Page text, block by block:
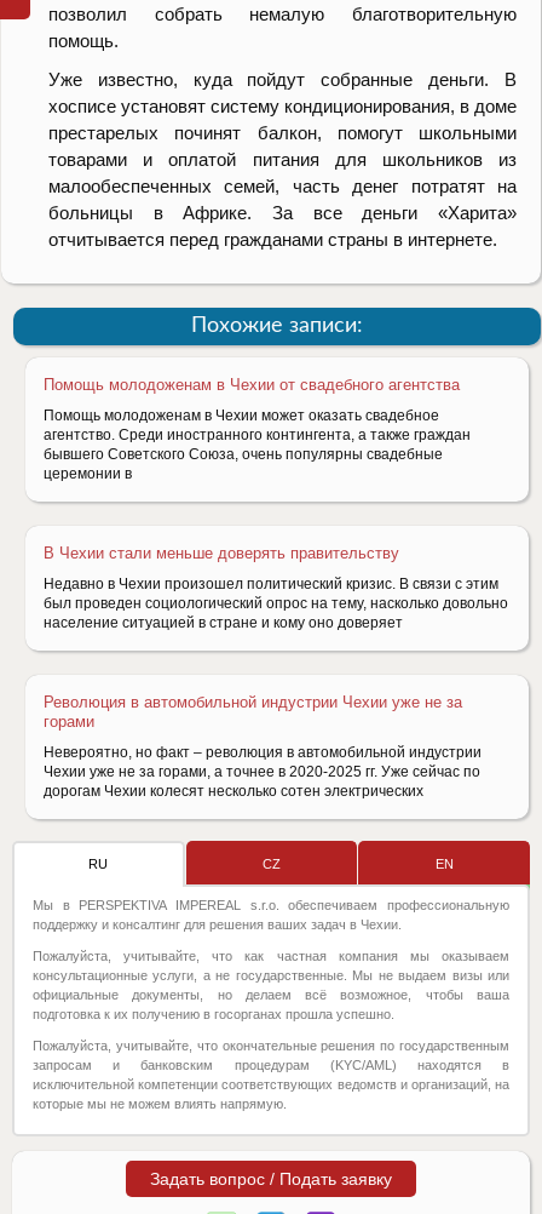
позволил собрать немалую благотворительную
помощь.
Уже известно, куда пойдут собранные деньги. В
хосписе установят систему кондиционирования, в доме
престарелых починят балкон, помогут школьными
товарами и оплатой питания для школьников из
малообеспеченных семей, часть денег потратят на
больницы в Африке. За все деньги «Харита»
отчитывается перед гражданами страны в интернете.
Похожие записи:
Помощь молодоженам в Чехии от свадебного агентства
Помощь молодоженам в Чехии может оказать свадебное
агентство. Среди иностранного контингента, а также граждан
бывшего Советского Союза, очень популярны свадебные
церемонии в
В Чехии стали меньше доверять правительству
Недавно в Чехии произошел политический кризис. В связи с этим
был проведен социологический опрос на тему, насколько довольно
население ситуацией в стране и кому оно доверяет
Революция в автомобильной индустрии Чехии уже не за
горами
Невероятно, но факт – революция в автомобильной индустрии
Чехии уже не за горами, а точнее в 2020-2025 гг. Уже сейчас по
дорогам Чехии колесят несколько сотен электрических
RU CZ EN
Мы в PERSPEKTIVA IMPEREAL s.r.o. обеспечиваем профессиональную
поддержку и консалтинг для решения ваших задач в Чехии.
Пожалуйста, учитывайте, что как частная компания мы оказываем
консультационные услуги, а не государственные. Мы не выдаем визы или
официальные документы, но делаем всё возможное, чтобы ваша
подготовка к их получению в госорганах прошла успешно.
Пожалуйста, учитывайте, что окончательные решения по государственным
запросам и банковским процедурам (KYC/AML) находятся в
исключительной компетенции соответствующих ведомств и организаций, на
которые мы не можем влиять напрямую.
Задать вопрос / Подать заявку